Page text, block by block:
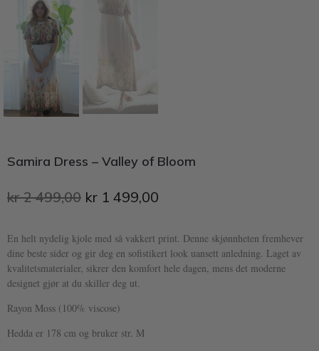
Samira Dress – Valley of Bloom
kr2 499,00 kr 1 499,00
En helt nydelig kjole med så vakkert print. Denne skjønnheten fremhever
dine beste sider og gir deg en sofistikert look uansett anledning. Laget av
kvalitetsmaterialer, sikrer den komfort hele dagen, mens det moderne
designet gjør at du skiller deg ut.
Rayon Moss (100% viscose)
Hedda er 178 cm og bruker str. M